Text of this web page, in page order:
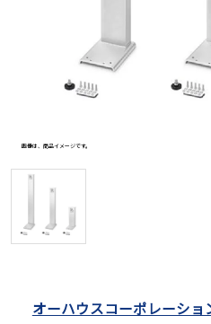
長さ測定器
濃度・環境測定
色々な計測器
画像は、商品イメージです。
オーハウスコーポレーショ